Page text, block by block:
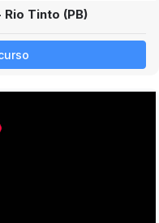
Tinto (PB)